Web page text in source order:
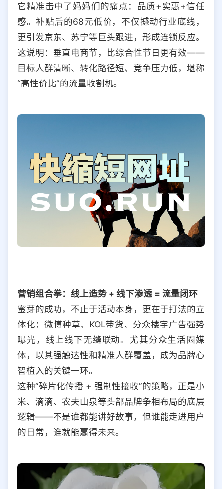
它精准击中了妈妈们的痛点：品质+实惠+信任
感。补贴后的68元低价，不仅撼动行业底线，
更引发京东、苏宁等巨头跟进，形成连锁反应。
这说明：垂直电商节，比综合性节日更有效——
目标人群清晰、转化路径短、竞争压力低，堪称
“高性价比”的流量收割机。
营销组合拳：线上造势 + 线下渗透 = 流量闭环
蜜芽的成功，不止于活动本身，更在于打法的立
体化：微博种草、KOL带货、分众楼宇广告强势
曝光，线上线下无缝联动。尤其分众生活圈媒
体，以其强触达性和精准人群覆盖，成为品牌心
智植入的关键一环。
这种“碎片化传播 + 强制性接收”的策略，正是小
米、滴滴、农夫山泉等头部品牌争相布局的底层
逻辑——不是谁都能讲好故事，但谁能走进用户
的日常，谁就能赢得未来。